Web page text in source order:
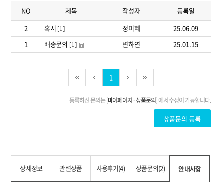
상세정보 관련상품 사용후기(4) 상품문의(2) 안내사항